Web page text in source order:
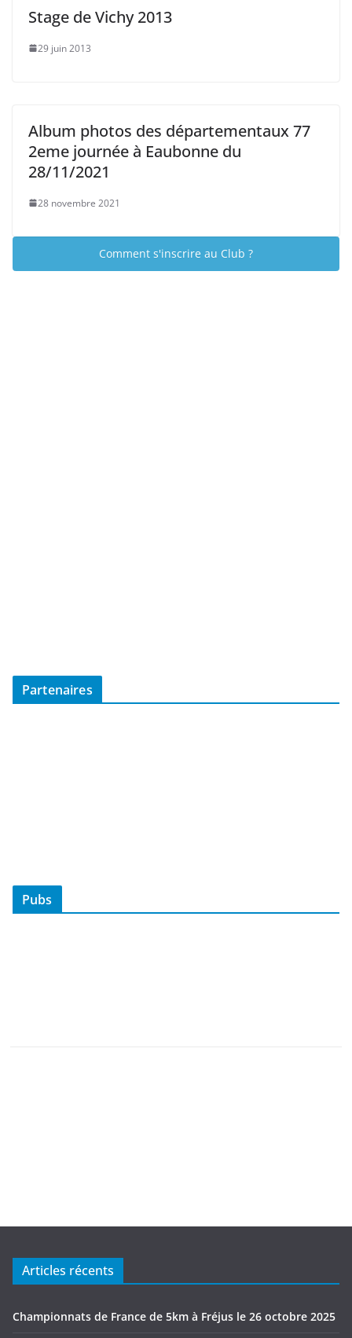
Stage de Vichy 2013
29 juin 2013
Album photos des départementaux 77
2eme journée à Eaubonne du
28/11/2021
28 novembre 2021
Comment s'inscrire au Club ?
Partenaires
Pubs
Articles récents
Championnats de France de 5km à Fréjus le 26 octobre 2025